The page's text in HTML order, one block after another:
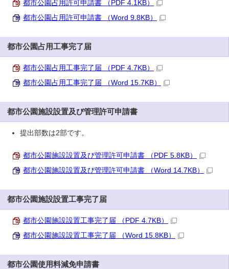
都市公園占用許可申請書 （PDF 4.1KB）
都市公園占用許可申請書 （Word 9.8KB）
都市公園占用工事完了届
都市公園占用工事完了届 （PDF 4.7KB）
都市公園占用工事完了届 （Word 15.7KB）
都市公園施設設置及び管理許可申請書
提出部数は2部です。
都市公園施設設置及び管理許可申請書 （PDF 5.8KB）
都市公園施設設置及び管理許可申請書 （Word 14.7KB）
都市公園施設設置工事完了届
都市公園施設設置工事完了届 （PDF 4.7KB）
都市公園施設設置工事完了届 （Word 15.8KB）
都市公園使用料減免申請書